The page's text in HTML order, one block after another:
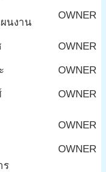
นงาน
ร
OWNER
OWNER
OWNER
OWNER
OWNER
OWNER